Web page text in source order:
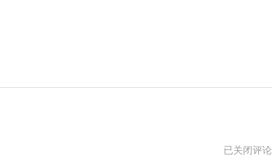
数
已关闭评论